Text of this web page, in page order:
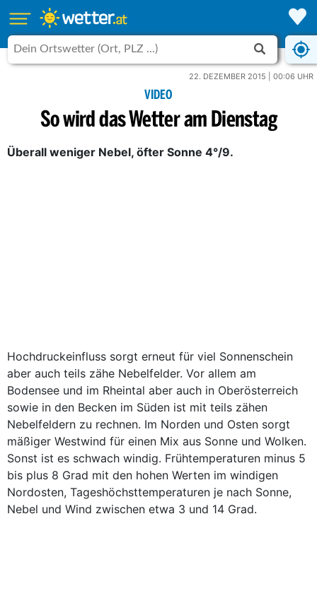
22. DEZEMBER 2015 | 00:06 UHR
VIDEO
So wird das Wetter am Dienstag
Überall weniger Nebel, öfter Sonne 4°/9.
Hochdruckeinfluss sorgt erneut für viel Sonnenschein
aber auch teils zähe Nebelfelder. Vor allem am
Bodensee und im Rheintal aber auch in Oberösterreich
sowie in den Becken im Süden ist mit teils zähen
Nebelfeldern zu rechnen. Im Norden und Osten sorgt
mäßiger Westwind für einen Mix aus Sonne und Wolken.
Sonst ist es schwach windig. Frühtemperaturen minus 5
bis plus 8 Grad mit den hohen Werten im windigen
Nordosten, Tageshöchsttemperaturen je nach Sonne,
Nebel und Wind zwischen etwa 3 und 14 Grad.